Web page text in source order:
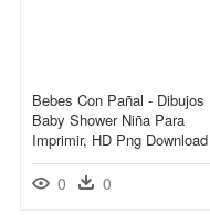
Bebes Con Pañal - Dibujos
Baby Shower Niña Para
Imprimir, HD Png Download
0 0